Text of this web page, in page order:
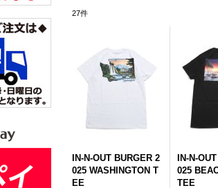
27件
IN-N-OUT BURGER 2
025 WASHINGTON T
EE
IN-N-
025
TEE